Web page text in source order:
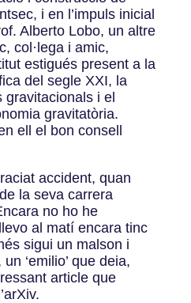
i en l’impuls inicial
Alberto Lobo, un altre
col·lega i amic,
estigués present a la
del segle XXI, la
i el
gravitatòria.
ell el bon consell
accident, quan
la seva carrera
no ho he
al matí encara tinc
sigui un malson i
‘emilio’ que deia,
article que